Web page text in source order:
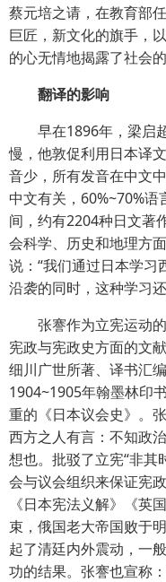
蔡元培之请，在教育部
巨匠，新文化的旗手，
的心无情地揭露了社会
翻译的影响
早在1896年，梁启超
慢，他敦促利用日本译
音少，所有发音在中文
中文有关，60%~70%
间，约有2204种日文著
会科学、历史和地理方
说：“我们通过日本学
沿袭的同时，这种学习
张謇作为立宪运动的
宪政与宪政史方面的文
细川广世所著、译书汇
1904~1905年翰墨林印
重的《日本议会史》。
西方之人有言：不知政
想也。批驳了立宪“非其
会与议会组织来保证宪
《日本宪法义解》《英
束，俄国老大帝国败于
起了清廷内外震动，一
功的结果。张謇也宣称